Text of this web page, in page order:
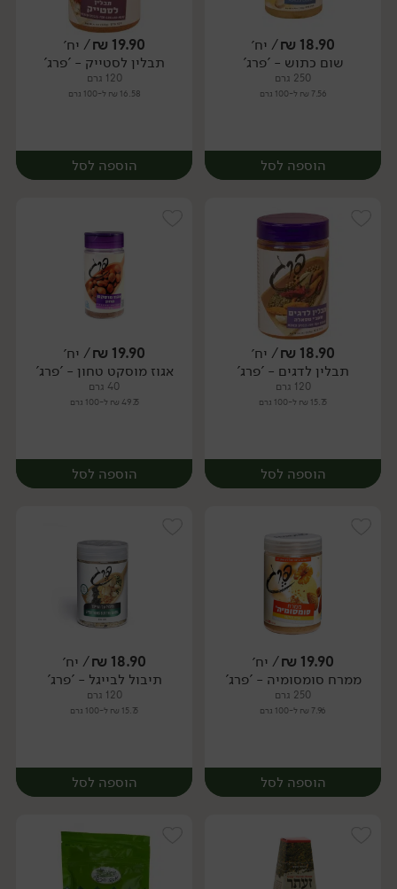
יח׳ יח׳
18.90
₪/ יח׳
שום כתוש - 'פרג'
250 גרם
7.56 ₪ ל-100 גרם
הוספה לסל
יח׳
19.90
₪/ יח׳
תבלין לסטייק - 'פרג'
120 גרם
16.58 ₪ ל-100 גרם
הוספה לסל
יח׳
18.90
₪/ יח׳
תבלין לדגים - 'פרג'
120 גרם
15.75 ₪ ל-100 גרם
הוספה לסל
יח׳
19.90
₪/ יח׳
אגוז מוסקט טחון - 'פרג'
40 גרם
49.75 ₪ ל-100 גרם
הוספה לסל
יח׳
19.90
₪/ יח׳
ממרח סומסומיה - 'פרג'
250 גרם
7.96 ₪ ל-100 גרם
הוספה לסל
18.90
₪/ יח׳
תיבול לבייגל - 'פרג'
120 גרם
15.75 ₪ ל-100 גרם
הוספה לסל